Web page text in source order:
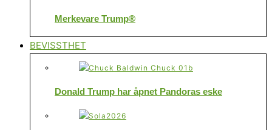
Merkevare Trump®
BEVISSTHET
Donald Trump har åpnet Pandoras eske